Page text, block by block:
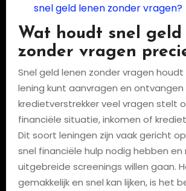
snel geld lenen zonder vragen?
Wat houdt snel geld
zonder vragen
Snel geld lenen zonder vragen
lening kunt aanvragen en
kredietverstrekker veel vragen stelt
financiële situatie, inkomen of
Dit soort leningen zijn vaak gericht
snel financiële hulp nodig hebben
uitgebreide screenings willen gaan.
gemakkelijk en snel kan lijken, is het